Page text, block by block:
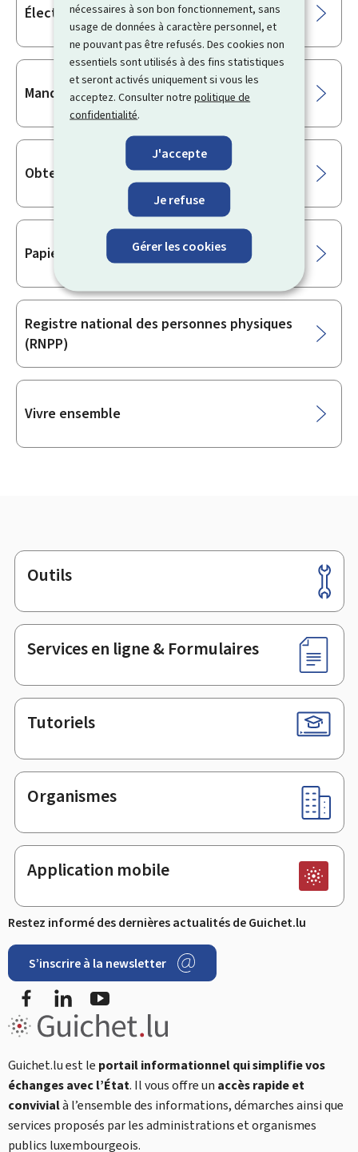
nécessaires à son bon fonctionnement, sans
usage de données à caractère personnel, et
ne pouvant pas être refusés. Des cookies non
essentiels sont utilisés à des fins statistiques
et seront activés uniquement si vous les
acceptez. Consulter notrepolitique de
confidentialité.
J'accepte
Je refuse
Gérer les cookies
Élections
Mandat numérique
Obtention de la nationalité
Papiers d’identité
Registre national des personnes physiques
(RNPP)
Vivre ensemble
Pied
de
page
Outils
Services en ligne & Formulaires
Tutoriels
Organismes
Application mobile
Restez informé des dernières actualités de Guichet.lu
S’inscrire à la newsletter
FacebookLinkedIn
Guichet.lu est le portail informationnel qui simplifie vos
échanges avec l’État. Il vous offre un accès rapide et
convivialà l’ensemble des informations, démarches ainsi que
services proposés par les administrations et organismes
publics luxembourgeois.